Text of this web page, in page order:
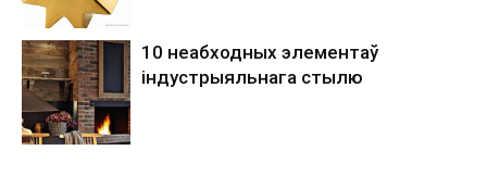
10 неабходных элементаў
індустрыяльнага стылю